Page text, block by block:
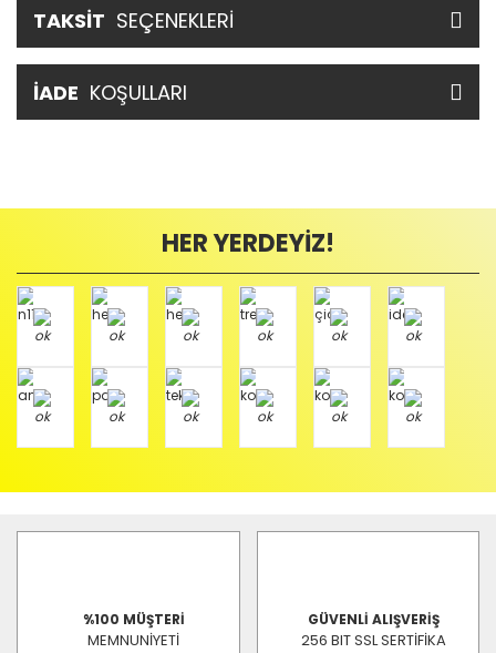
TAKSİT SEÇENEKLERİ
İADE KOŞULLARI
HER YERDEYİZ!
%100 MÜŞTERİ
MEMNUNİYETİ
GÜVENLİ ALIŞVERİŞ
256 BIT SSL SERTİFİKA